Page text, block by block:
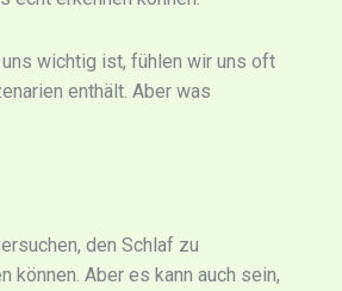
wichtig ist, fühlen wir uns oft
enthält. Aber was
den Schlaf zu
können. Aber es kann auch sein,